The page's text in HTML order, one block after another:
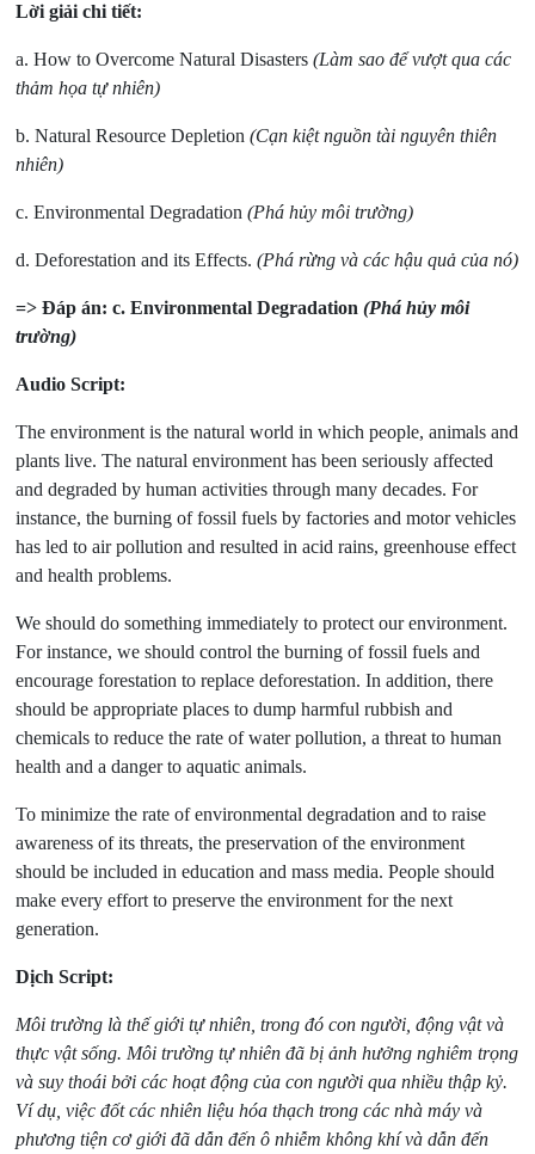
Lời giải chi tiết:
a. How to Overcome Natural Disasters(Làm sao để vượt qua các
thảm họa tự nhiên)
b. Natural Resource Depletion(Cạn kiệt nguồn tài nguyên thiên
nhiên)
c. Environmental Degradation(Phá hủy môi trường)
d. Deforestation and its Effects.(Phá rừng và các hậu quả của nó)
=> Đáp án: c. Environmental Degradation(Phá hủy môi
trường)
Audio Script:
The environment is the natural world in which people, animals and
plants live. The natural environment has been seriously affected
and degraded by human activities through many decades. For
instance, the burning of fossil fuels by factories and motor vehicles
has led to air pollution and resulted in acid rains, greenhouse effect
and health problems.
We should do something immediately to protect our environment.
For instance, we should control the burning of fossil fuels and
encourage forestation to replace deforestation. In addition, there
should be appropriate places to dump harmful rubbish and
chemicals to reduce the rate of water pollution, a threat to human
health and a danger to aquatic animals.
To minimize the rate of environmental degradation and to raise
awareness of its threats, the preservation of the environment
should be included in education and mass media. People should
make every effort to preserve the environment for the next
generation.
Dịch Script:
Môi trường là thế giới tự nhiên, trong đó con người, động vật và
thực vật sống. Môi trường tự nhiên đã bị ảnh hưởng nghiêm trọng
và suy thoái bởi các hoạt động của con người qua nhiều thập kỷ.
Ví dụ, việc đốt các nhiên liệu hóa thạch trong các nhà máy và
phương tiện cơ giới đã dẫn đến ô nhiễm không khí và dẫn đến